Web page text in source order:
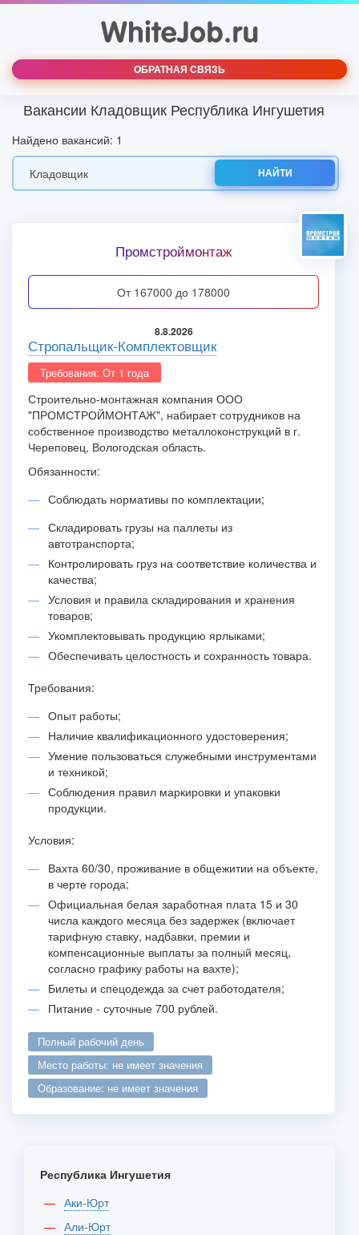
ОБРАТНАЯ СВЯЗЬ
Вакансии Кладовщик Республика Ингушетия
Найдено вакансий: 1
НАЙТИ
Промстроймонтаж
от 167000 до 178000
8.8.2026
Стропальщик-Комплектовщик
Требования: От 1 года
Строительно-монтажная компания ООО
"ПРОМСТРОЙМОНТАЖ", набирает сотрудников на
собственное производство металлоконструкций в г.
Череповец, Вологодская область.
Обязанности:
Соблюдать нормативы по комплектации;
Складировать грузы на паллеты из
автотранспорта;
Контролировать груз на соответствие количества и
качества;
Условия и правила складирования и хранения
товаров;
Укомплектовывать продукцию ярлыками;
Обеспечивать целостность и сохранность товара.
Требования:
Опыт работы;
Наличие квалификационного удостоверения;
Умение пользоваться служебными инструментами
и техникой;
Соблюдения правил маркировки и упаковки
продукции.
Условия:
Вахта 60/30, проживание в общежитии на объекте,
в черте города;
Официальная белая заработная плата 15 и 30
числа каждого месяца без задержек (включает
тарифную ставку, надбавки, премии и
компенсационные выплаты за полный месяц,
согласно графику работы на вахте);
Билеты и спецодежда за счет работодателя;
Питание - суточные 700 рублей.
полный рабочий день
место работы: не имеет значения
образование: не имеет значения
Республика Ингушетия
Аки-Юрт
Али-Юрт